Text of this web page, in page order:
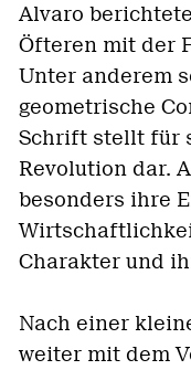
Alvaro
Öfteren mit der
Unter anderem
geometrische
Schrift stellt für
Revolution dar.
besonders ihre
Charakter und
Nach einer
weiter mit dem